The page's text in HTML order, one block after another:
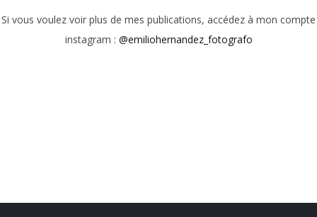
Si vous voulez voir plus de mes publications, accédez à mon compte
instagram : @emiliohernandez_fotografo